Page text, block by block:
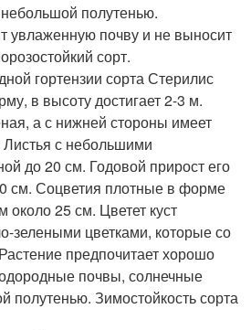
полутенью.
увлаженную почву и не выносит
сорт.
гортензии сорта Стерилис
в высоту достигает 2-3 м.
а с нижней стороны имеет
Листья с небольшими
до 20 см. Годовой прирост его
см. Соцветия плотные в форме
25 см. Цветет куст
зелеными цветками, которые со
предпочитает хорошо
почвы, солнечные
полутенью. Зимостойкость сорта